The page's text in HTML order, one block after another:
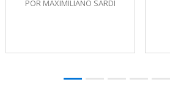
POR MAXIMILIANO SARDI